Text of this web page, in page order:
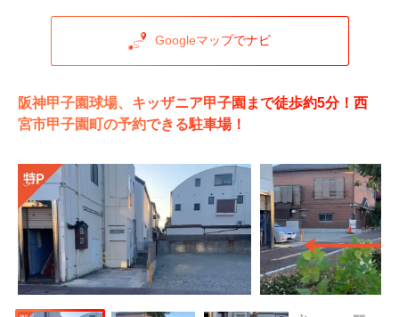
Googleマップでナビ
阪神甲子園球場、キッザニア甲子園まで徒歩約5分！西
宮市甲子園町の予約できる駐車場！